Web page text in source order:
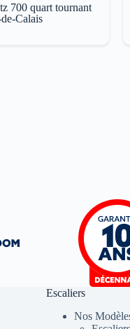
700 quart tournant
Calais
Escaliers
Nos